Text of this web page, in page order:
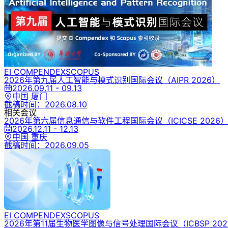
EI COMPENDEXSCOPUS
2026年第九届人工智能与模式识别国际会议 （AIPR 2026）
2026.09.11 - 09.13
中国 厦门
截稿时间： 2026.08.10
相关会议
2026年第六届信息通信与软件工程国际会议 （ICICSE 2026）
2026.12.11 - 12.13
中国 重庆
截稿时间： 2026.09.05
EI COMPENDEXSCOPUS
2026年第11届生物医学图像与信号处理国际会议 （ICBSP